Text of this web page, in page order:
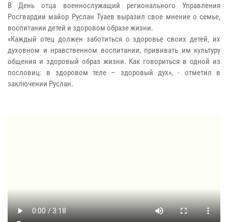
В День отца военнослужащий регионального Управления
Росгвардии майор Руслан Туаев выразил свое мнение о семье,
воспитании детей и здоровом образе жизни.
«Каждый отец должен заботиться о здоровье своих детей, их
духовном и нравственном воспитании, прививать им культуру
общения и здоровый образ жизни. Как говориться в одной из
пословиц: в здоровом теле – здоровый дух», - отметил в
заключении Руслан.